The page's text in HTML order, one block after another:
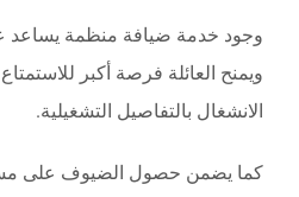
وجود خدمة ضيافة منظمة يساعد
ويمنح العائلة فرصة أكبر
الانشغال بالتفاصيل التشغيلية.
كما يضمن حصول الضيوف على